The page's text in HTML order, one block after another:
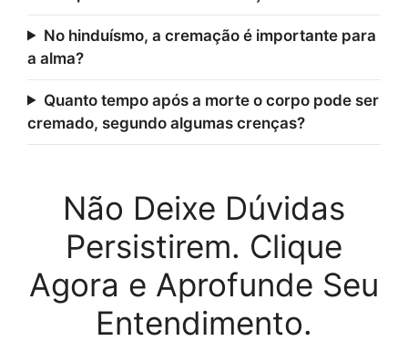
No hinduísmo, a cremação é importante para
a alma?
Quanto tempo após a morte o corpo pode ser
cremado, segundo algumas crenças?
Não Deixe Dúvidas
Persistirem. Clique
Agora e Aprofunde Seu
Entendimento.